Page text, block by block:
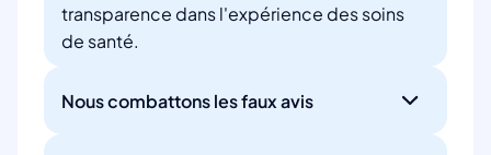
transparence dans l'expérience des soins
de santé.
Nous combattons les faux avis